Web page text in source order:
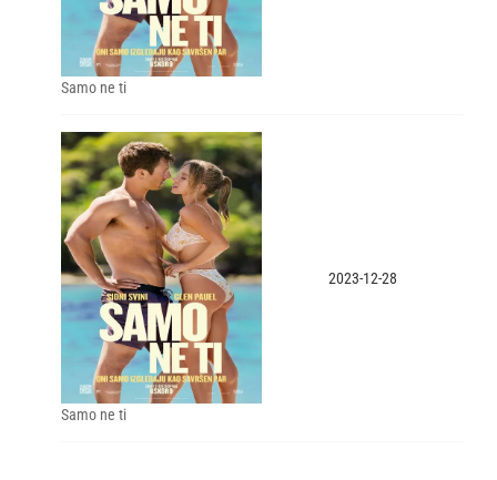
Samo ne ti
Samo ne ti
2023-12-28